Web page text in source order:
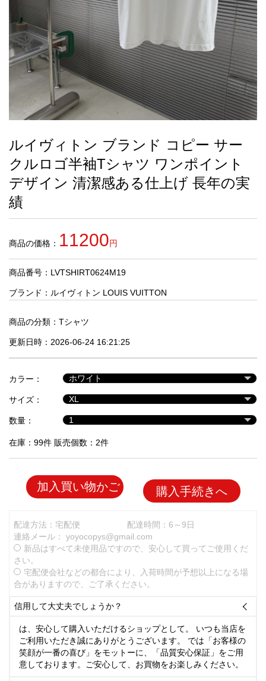
理
最
新
お
す
す
め
商
品
人
気
品
セ
商
品
ルイヴィトン ブランド コピー サー
クルロゴ半袖Tシャツ ワンポイント
デザイン 清潔感ある仕上げ 長年の実
績
商品の価格： 11200円
商品番号：LVTSHIRT0624M19
ブランド： ルイヴィトン LOUIS VUITTON
商品の分類： Tシャツ
更新日時：2026-06-24 16:21:25
カラー：
サイズ：
数量：
在庫：99件 販売個数：2件
加入買い物かご 購入手続きへ
配達方法：宅配便
配達時間：6～9日
連絡メール： yoyocopys@gmail.com
新品はすべて未使用品ですので、安心して買ってご使用くだ
さい。
宅配便会社などの都合により、入荷時間が予想以上になる場
合がありますので、ご了承ください。
信用して大丈夫でしょうか？ 
は、安心して購入いただけるショップとして。 いつも当店を
ご利用いただき誠にありがとうございます。 では「お客様の
笑顔が一番の喜び」をモットーに、「品質安心保証」をご用
意しております。ご安心して、お買物をお楽しみください。